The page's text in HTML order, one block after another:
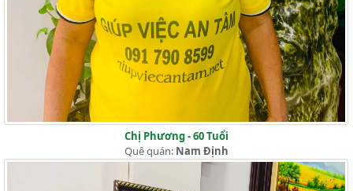
Chị Phương - 60 Tuổi
Quê quán: Nam Định